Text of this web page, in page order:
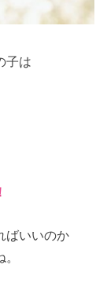
子は
ばいいのか